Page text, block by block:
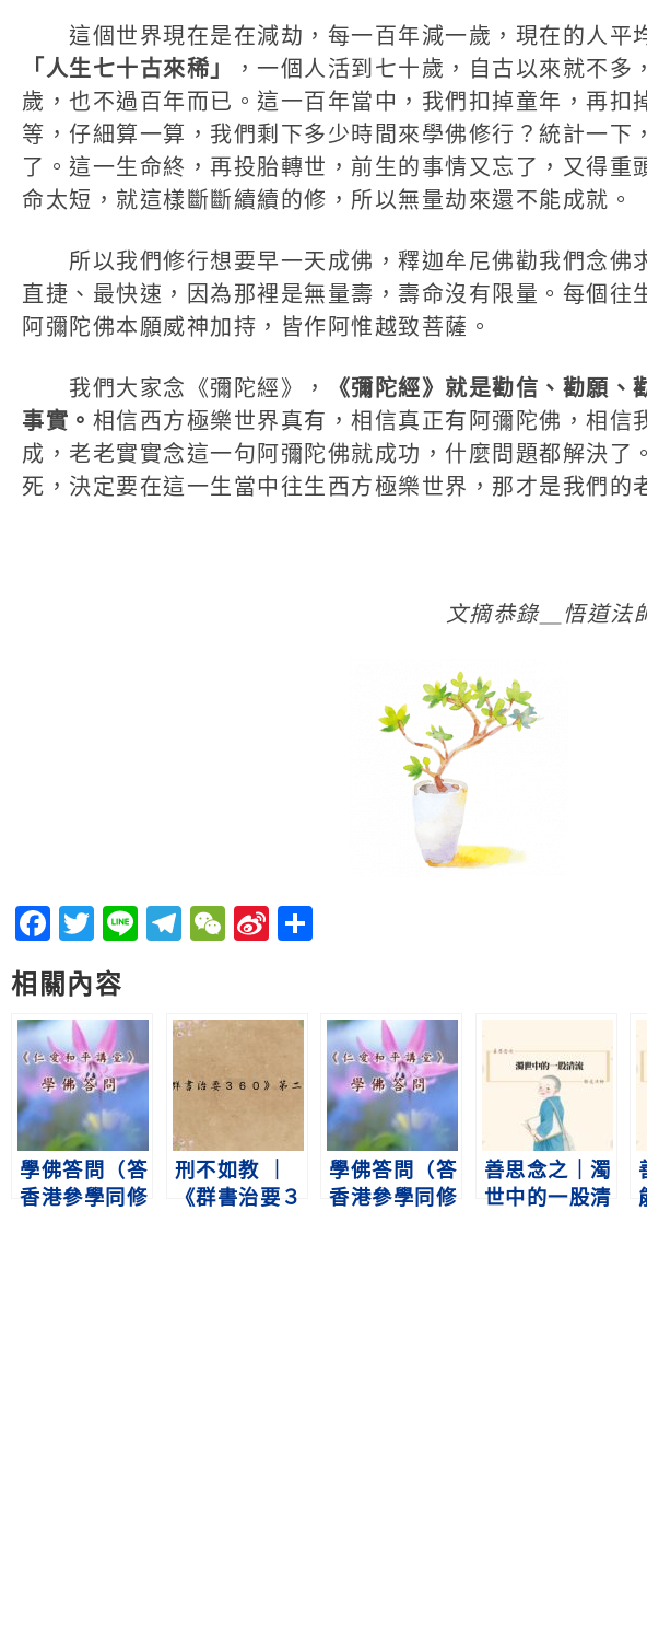
這個世界現在是在減劫，每一百年減一歲，現在的人平
「人生七十古來稀」
，一個人活到七十歲，自古以來就不多
歲，也不過百年而已。這一百年當中，我們扣掉童年，再扣
等，仔細算一算，我們剩下多少時間來學佛修行？統計一下
了。這一生命終，再投胎轉世，前生的事情又忘了，又得重
命太短，就這樣斷斷續續的修，所以無量劫來還不能成就。
所以我們修行想要早一天成佛，釋迦牟尼佛勸我們念佛
直捷、最快速，因為那裡是無量壽，壽命沒有限量。每個往
阿彌陀佛本願威神加持，皆作阿惟越致菩薩。
我們大家念《彌陀經》，
《彌陀經》就是勸信、勸願、
事實。 相信西方極樂世界真有，相信真正有阿彌陀佛，相信
成，老老實實念這一句阿彌陀佛就成功，什麼問題都解決了
死，決定要在這一生當中往生西方極樂世界，那才是我們的
文摘恭錄＿
Facebook
Twitter
LineTelegram
WeChat
Sina
相關內容
學佛答問（答
香港參學同修
刑不如教 ｜
《群書治要３
學佛答問（答
香港參學同修
善思念之｜濁
世中的一股清